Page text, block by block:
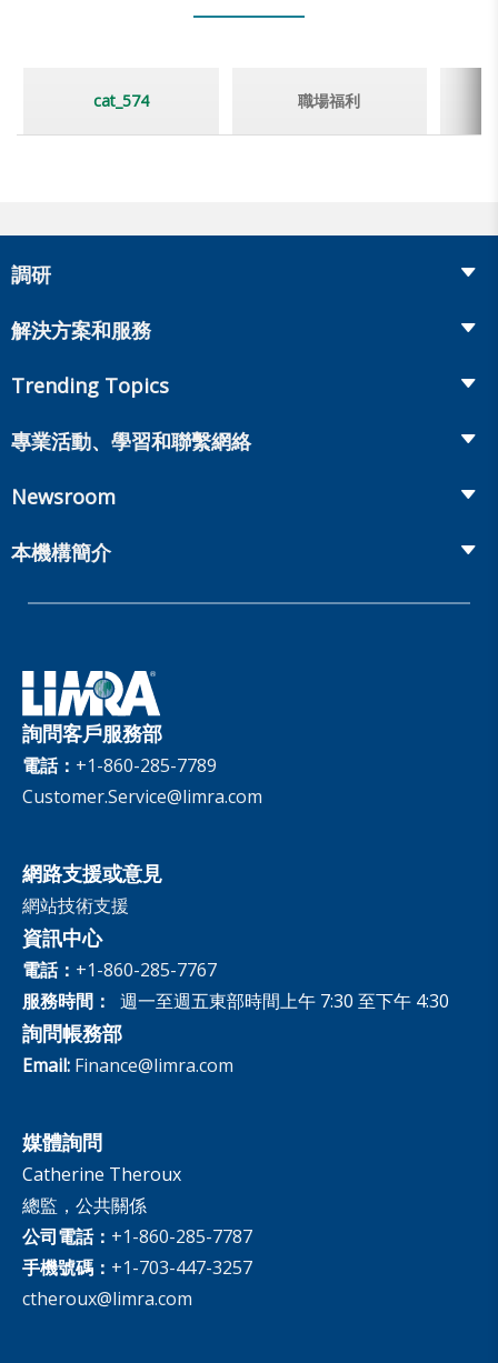
cat_574 職場福利
調研
Insurance
Annuities
Workplace Benefits
Annual Research Agenda
Benchmarks
Experience Studies
InfoCenter
解決方案和服務
Onboarding and Development
Market Development and Monitoring
Trending Topics
Life Insurance
Annuities
Publications & Podcasts
Retirement Income Resources
專業活動、學習和聯繫網絡
Committees and Study Groups
Newsroom
Fact Tank
Publications and Podcasts
本機構簡介
治理
Careers
The InfoCenter
詢問客戶服務部
電話： +1-860-285-7789
Customer.Service@limra.com
網路支援或意見
網站技術支援
資訊中心
電話： +1-860-285-7767
服務時間：
週一至週五東部時間上午 7:30 至下午 4:30
詢問帳務部
Email: Finance@limra.com
媒體詢問
Catherine Theroux
總監，公共關係
公司電話： +1-860-285-7787
手機號碼： +1-703-447-3257
ctheroux@limra.com